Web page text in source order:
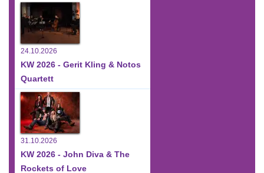
24.10.2026
KW 2026 - Gerit Kling & Notos
Quartett
31.10.2026
KW 2026 - John Diva & The
Rockets of Love